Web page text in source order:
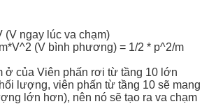
ngay lúc va chạm)
(V bình phương) = 1/2 * p^2/m
ở của Viên phấn rơi từ tầng 10 lớn
lượng, viên phấn từ tầng 10 sẽ mang
lớn hơn), nên nó sẽ tạo ra va chạm